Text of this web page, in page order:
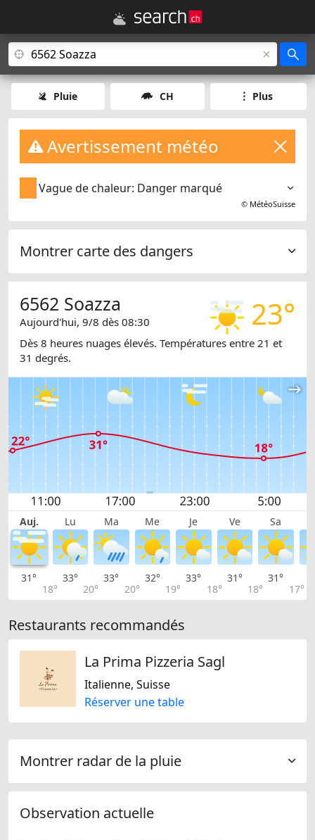
Pluie CH Plus
Avertissement météo
Vague de chaleur: Danger marqué
© MétéoSuisse
Montrer carte des dangers
23°
6562 Soazza
Aujourd'hui, 9/8 dès 08:30
Dès 8 heures nuages élevés. Températures entre 21 et
31 degrés.
Auj. Lu Ma Me Je Ve Sa
31°
18°
33°
20°
33°
20°
32°
19°
33°
18°
31°
18°
31°
17°
Restaurants recommandés
La Prima Pizzeria Sagl
Italienne, Suisse
Réserver une table
Montrer radar de la pluie
Observation actuelle